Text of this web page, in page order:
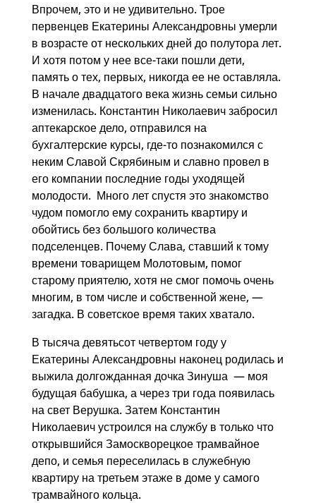
Впрочем, это и не удивительно. Трое
первенцев Екатерины Александровны умерли
в возрасте от нескольких дней до полутора лет.
И хотя потом у нее все-таки пошли дети,
память о тех, первых, никогда ее не оставляла.
В начале двадцатого века жизнь семьи сильно
изменилась. Константин Николаевич забросил
аптекарское дело, отправился на
бухгалтерские курсы, где-то познакомился с
неким Славой Скрябиным и славно провел в
его компании последние годы уходящей
молодости. Много лет спустя это знакомство
чудом помогло ему сохранить квартиру и
обойтись без большого количества
подселенцев. Почему Слава, ставший к тому
времени товарищем Молотовым, помог
старому приятелю, хотя не смог помочь очень
многим, в том числе и собственной жене, —
загадка. В советское время таких хватало.
В тысяча девятьсот четвертом году у
Екатерины Александровны наконец родилась и
выжила долгожданная дочка Зинуша — моя
будущая бабушка, а через три года появилась
на свет Верушка. Затем Константин
Николаевич устроился на службу в только что
открывшийся Замоскворецкое трамвайное
депо, и семья переселилась в служебную
квартиру на третьем этаже в доме у самого
трамвайного кольца.